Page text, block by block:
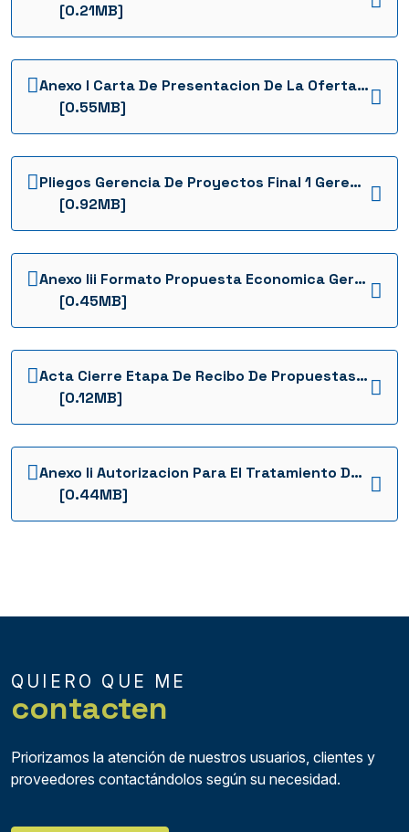
[0.21MB]
Anexo I Carta De Presentacion De La Oferta Gerencia Julio 18 1736960898379
[0.55MB]
Pliegos Gerencia De Proyectos Final 1 Gerencia Julio 18 1736961799174
[0.92MB]
Anexo Iii Formato Propuesta Economica Gerencia Julio 18 1736961791560
[0.45MB]
Acta Cierre Etapa De Recibo De Propuestas Gerencia Julio 18 1736960894090
[0.12MB]
Anexo Ii Autorizacion Para El Tratamiento De Datos Gerencia Julio 18 1736961787115
[0.44MB]
QUIERO QUE ME
contacten
Priorizamos la atención de nuestros usuarios, clientes y
proveedores contactándolos según su necesidad.